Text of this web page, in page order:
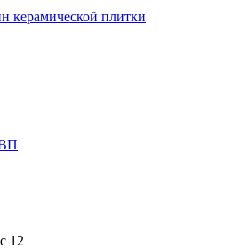
керамической плитки
12